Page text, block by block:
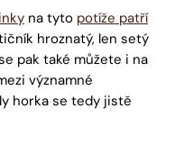
na tyto potíže patří
hroznatý, len setý
pak také můžete i na
významné
horka se tedy jistě